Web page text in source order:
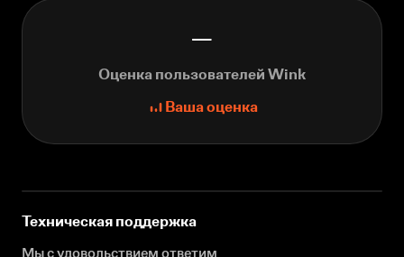
—
Оценка пользователей Wink
Ваша оценка
Техническая поддержка
Мы с удовольствием ответим